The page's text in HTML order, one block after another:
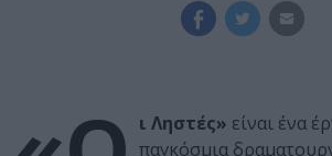
ι Ληστές» είναι ένα
παγκόσμια